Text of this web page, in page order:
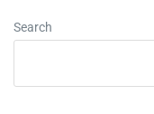
Search